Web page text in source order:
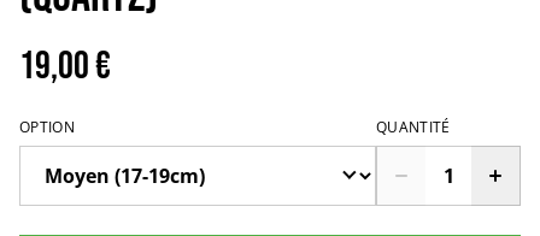
19,00 €
OPTION QUANTITÉ